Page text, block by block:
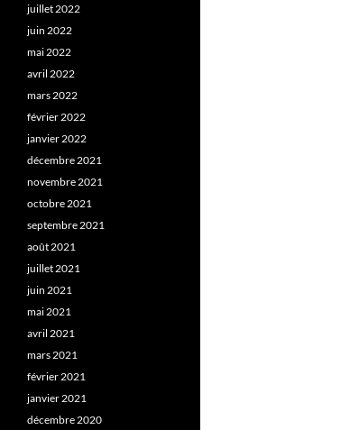
juillet 2022
juin 2022
mai 2022
avril 2022
mars 2022
février 2022
janvier 2022
décembre 2021
novembre 2021
octobre 2021
septembre 2021
août 2021
juillet 2021
juin 2021
mai 2021
avril 2021
mars 2021
février 2021
janvier 2021
décembre 2020